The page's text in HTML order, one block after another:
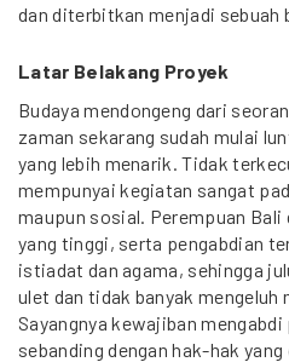
dan diterbitkan menjadi sebuah
Latar Belakang Proyek
Budaya mendongeng dari
zaman sekarang sudah mulai
yang lebih menarik. Tidak
mempunyai kegiatan sangat
maupun sosial. Perempuan
yang tinggi, serta pengabdian
istiadat dan agama, sehingga
ulet dan tidak banyak mengeluh
Sayangnya kewajiban
sebanding dengan hak-hak